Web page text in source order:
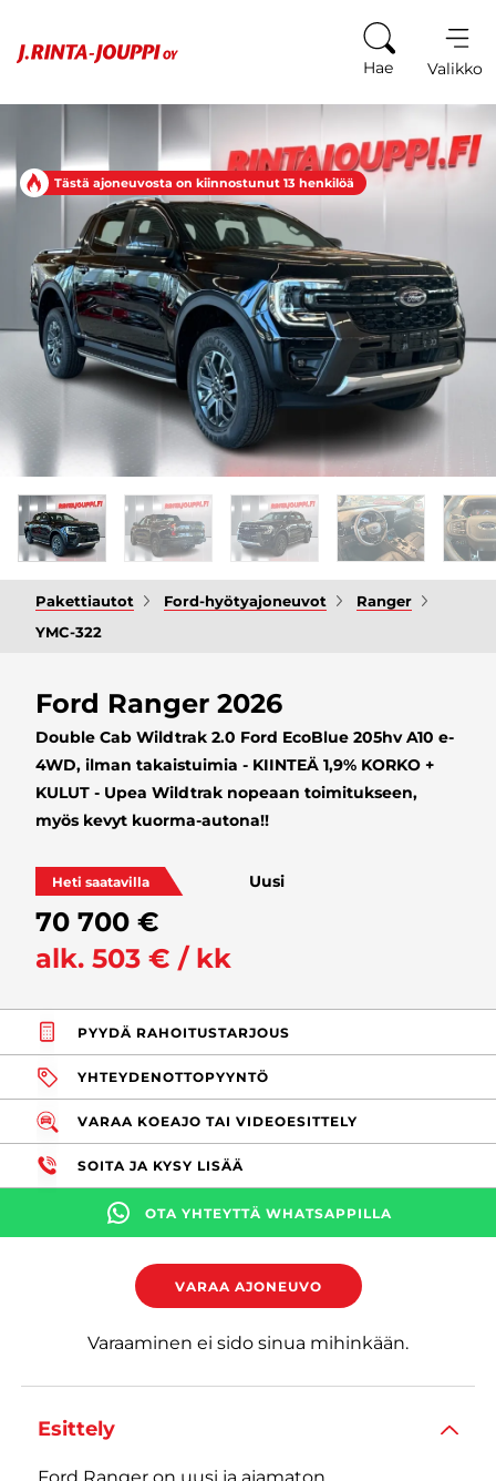
Hae Valikko
Tästä ajoneuvosta on kiinnostunut 13 henkilöä
Pakettiautot Ford-hyötyajoneuvot
Ranger
YMC-322
Ford Ranger 2026
Double Cab Wildtrak 2.0 Ford EcoBlue 205hv A10 e-
4WD, ilman takaistuimia - KIINTEÄ 1,9% KORKO +
KULUT - Upea Wildtrak nopeaan toimitukseen,
myös kevyt kuorma-autona!!
Heti saatavilla Uusi
70 700 €
alk. 503 € / kk
PYYDÄ RAHOITUSTARJOUS
YHTEYDENOTTOPYYNTÖ
VARAA KOEAJO TAI VIDEOESITTELY
SOITA JA KYSY LISÄÄ
OTA YHTEYTTÄ WHATSAPPILLA
VARAA AJONEUVO
Varaaminen ei sido sinua mihinkään.
Esittely